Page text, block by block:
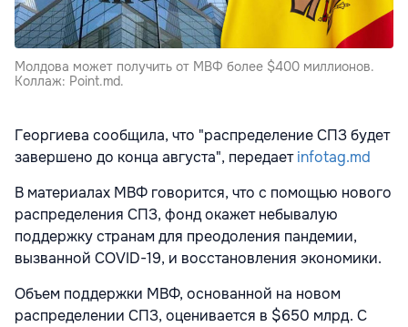
Молдова может получить от МВФ более $400 миллионов.
Коллаж: Point.md.
Георгиева сообщила, что "распределение СПЗ будет
завершено до конца августа", передаетinfotag.md
В материалах МВФ говорится, что с помощью нового
распределения СПЗ, фонд окажет небывалую
поддержку странам для преодоления пандемии,
вызванной COVID-19, и восстановления экономики.
Объем поддержки МВФ, основанной на новом
распределении СПЗ, оценивается в $650 млрд. С